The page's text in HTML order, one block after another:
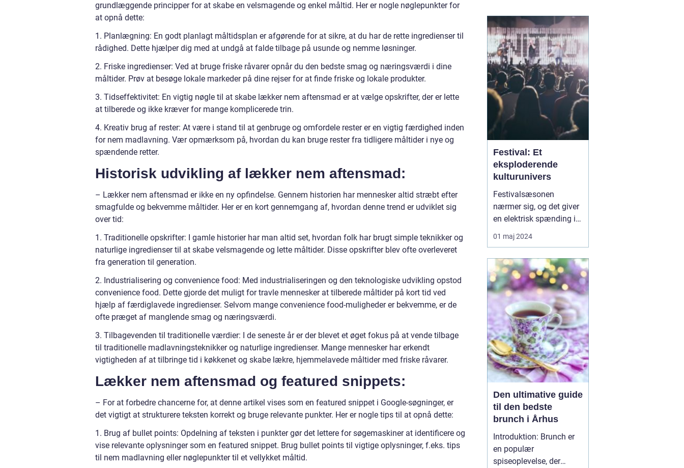
grundlæggende principper for at skabe en velsmagende og enkel måltid. Her er nogle nøglepunkter for
at opnå dette:
1. Planlægning: En godt planlagt måltidsplan er afgørende for at sikre, at du har de rette ingredienser til
rådighed. Dette hjælper dig med at undgå at falde tilbage på usunde og nemme løsninger.
2. Friske ingredienser: Ved at bruge friske råvarer opnår du den bedste smag og næringsværdi i dine
måltider. Prøv at besøge lokale markeder på dine rejser for at finde friske og lokale produkter.
3. Tidseffektivitet: En vigtig nøgle til at skabe lækker nem aftensmad er at vælge opskrifter, der er lette
at tilberede og ikke kræver for mange komplicerede trin.
4. Kreativ brug af rester: At være i stand til at genbruge og omfordele rester er en vigtig færdighed inden
for nem madlavning. Vær opmærksom på, hvordan du kan bruge rester fra tidligere måltider i nye og
spændende retter.
Historisk udvikling af lækker nem aftensmad:
– Lækker nem aftensmad er ikke en ny opfindelse. Gennem historien har mennesker altid stræbt efter
smagfulde og bekvemme måltider. Her er en kort gennemgang af, hvordan denne trend er udviklet sig
over tid:
1. Traditionelle opskrifter: I gamle historier har man altid set, hvordan folk har brugt simple teknikker og
naturlige ingredienser til at skabe velsmagende og lette måltider. Disse opskrifter blev ofte overleveret
fra generation til generation.
2. Industrialisering og convenience food: Med industrialiseringen og den teknologiske udvikling opstod
convenience food. Dette gjorde det muligt for travle mennesker at tilberede måltider på kort tid ved
hjælp af færdiglavede ingredienser. Selvom mange convenience food-muligheder er bekvemme, er de
ofte præget af manglende smag og næringsværdi.
3. Tilbagevenden til traditionelle værdier: I de seneste år er der blevet et øget fokus på at vende tilbage
til traditionelle madlavningsteknikker og naturlige ingredienser. Mange mennesker har erkendt
vigtigheden af at tilbringe tid i køkkenet og skabe lækre, hjemmelavede måltider med friske råvarer.
Lækker nem aftensmad og featured snippets:
– For at forbedre chancerne for, at denne artikel vises som en featured snippet i Google-søgninger, er
det vigtigt at strukturere teksten korrekt og bruge relevante punkter. Her er nogle tips til at opnå dette:
1. Brug af bullet points: Opdelning af teksten i punkter gør det lettere for søgemaskiner at identificere og
vise relevante oplysninger som en featured snippet. Brug bullet points til vigtige oplysninger, f.eks. tips
til nem madlavning eller nøglepunkter til et vellykket måltid.
bue, men også om det
tilbehør og tøj, der sikrer
en vellykket og sikker
jagtoplevels.05
november 2024
Festival: Et
eksploderende
kulturunivers
Festivalsæsonen
nærmer sig, og det giver
en elektrisk spænding i
luften hos musikelskere,
kulturdyrkere og
Festivalen er nemlig
blevet et
kæmpemæssigt
fænomen, hvor hver en
note og hvert et
glitterkast er en del af en
større fort...
01 maj 2024
Den ultimative guide
til den bedste
brunch i Århus
Introduktion: Brunch er
en populær
spiseoplevelse, der